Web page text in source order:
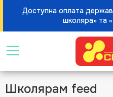
Доступна оплата
школяра» та
Школярам feed